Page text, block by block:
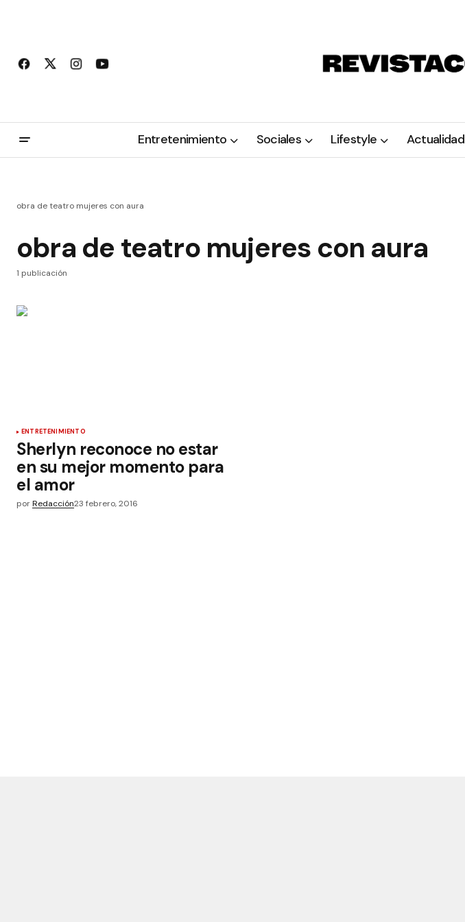
Entretenimiento Sociales Lifestyle Actualidad
obra de teatro mujeres con aura
obra de teatro mujeres con aura
1 publicación
ENTRETENIMIENTO
Sherlyn reconoce no estar
en su mejor momento para
el amor
porRedacción23 febrero, 2016